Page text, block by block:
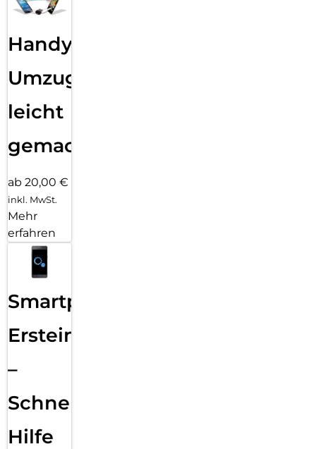
Handy
Umzug
leicht
gemacht!
ab 20,00 €
inkl. MwSt.
Mehr
erfahren
Smartphone
Ersteinrichtung
–
Schnelle
Hilfe